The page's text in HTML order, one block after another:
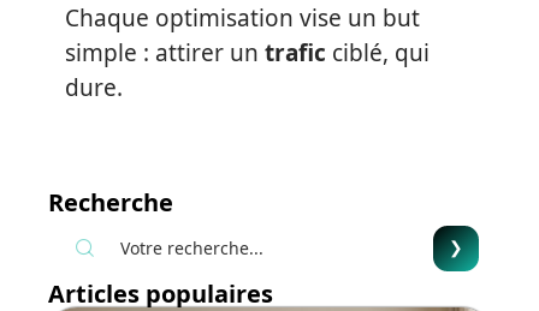
Chaque optimisation vise un but
simple : attirer un trafic ciblé, qui
dure.
Recherche
Articles populaires